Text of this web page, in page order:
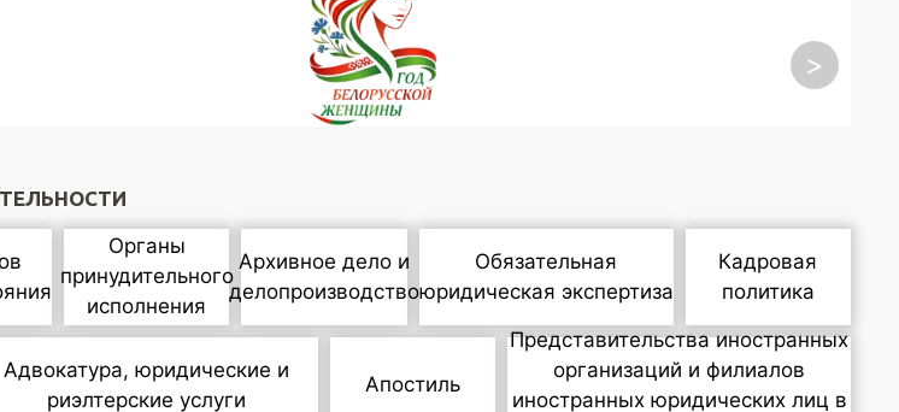
>
Органы
принудительного
исполнения
Архивное дело и
делопроизводство
Обязательная
юридическая экспертиза
Кадровая
политика
Адвокатура, юридические и
риэлтерские услуги
Апостиль
Представительства иностранных
организаций и филиалов
иностранных юридических лиц в